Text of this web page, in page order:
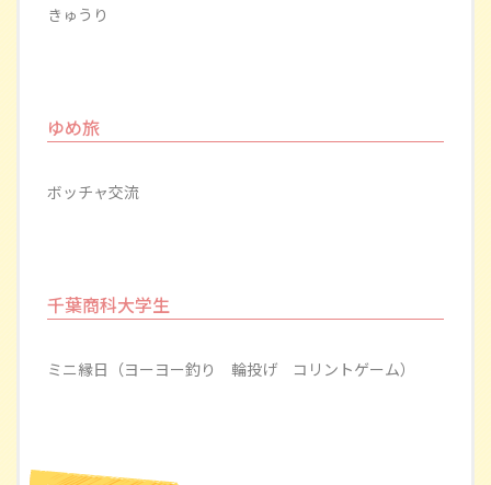
きゅうり
ゆめ旅
ボッチャ交流
千葉商科大学生
ミニ縁日（ヨーヨー釣り 輪投げ コリントゲーム）